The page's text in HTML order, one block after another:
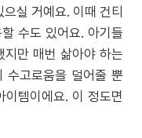
실 거예요. 이때 건티
수도 있어요. 아기들
만 매번 삶아야 하는
수고로움을 덜어줄 뿐
템이에요. 이 정도면